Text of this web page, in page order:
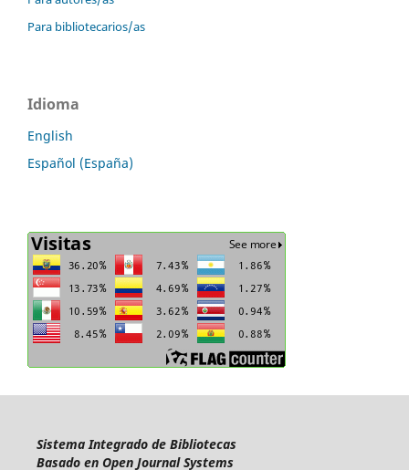
Para bibliotecarios/as
Idioma
English
Español (España)
Sistema Integrado de Bibliotecas
Basado en Open Journal Systems